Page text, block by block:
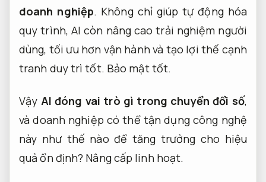
doanh nghiệp. Không chỉ giúp tự động hóa
quy trình, AI còn nâng cao trải nghiệm người
dùng, tối ưu hơn vận hành và tạo lợi thế cạnh
tranh duy trì tốt. Bảo mật tốt.
Vậy AI đóng vai trò gì trong chuyển đổi số,
và doanh nghiệp có thể tận dụng công nghệ
này như thế nào để tăng trưởng cho hiệu
quả ổn định? Nâng cấp linh hoạt.